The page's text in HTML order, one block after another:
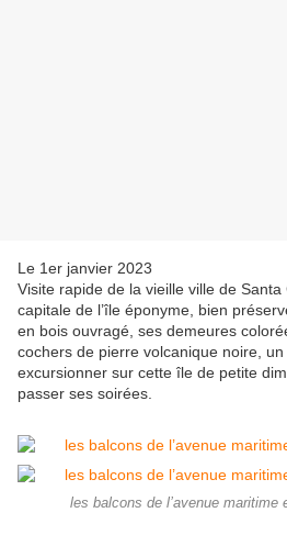
Le 1er janvier 2023
Visite rapide de la vieille ville de
capitale de l’île éponyme, bien
en bois ouvragé, ses demeures
cochers de pierre volcanique noire,
excursionner sur cette île de petite
passer ses soirées.
les balcons de l’avenue maritime